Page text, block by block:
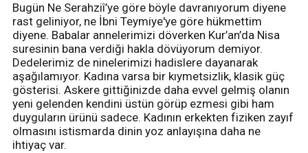
Bugün Ne Serahziî’ye göre böyle davranıyorum diyene
rast geliniyor, ne İbni Teymiye'ye göre hükmettim
diyene. Babalar annelerimizi döverken Kur’an’da Nisa
suresinin bana verdiği hakla dövüyorum demiyor.
Dedelerimiz de ninelerimizi hadislere dayanarak
aşağılamıyor. Kadına varsa bir kıymetsizlik, klasik güç
gösterisi. Askere gittiğinizde daha evvel gelmiş olanın
yeni gelenden kendini üstün görüp ezmesi gibi ham
duyguların ürünü sadece. Kadının erkekten fiziken zayıf
olmasını istismarda dinin yoz anlayışına daha ne
ihtiyaç var.